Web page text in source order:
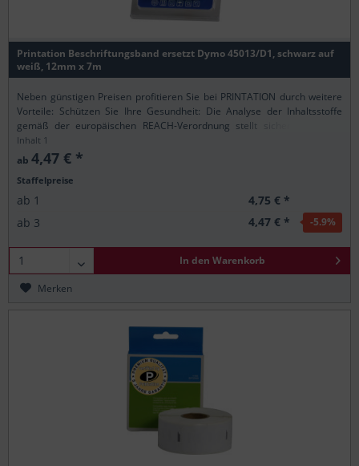
Printation Beschriftungsband ersetzt Dymo 45013/D1, schwarz auf
weiß, 12mm x 7m
Neben günstigen Preisen profitieren Sie bei PRINTATION durch weitere
Vorteile: Schützen Sie Ihre Gesundheit: Die Analyse der Inhaltsstoffe
gemäß der europäischen REACH-Verordnung stellt sicher, dass alle
Printation-Produkte nur...
Inhalt 1
ab4,47 € *
Staffelpreise
ab 1
4,75 € *
ab 3 4,47 € * -5.9%
In den Warenkorb
Merken